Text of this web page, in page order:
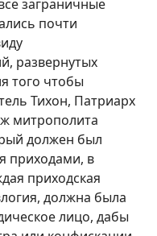
заграничные
почти
развернутых
того чтобы
Тихон, Патриарх
митрополита
должен был
приходами, в
приходская
должна была
лицо, дабы